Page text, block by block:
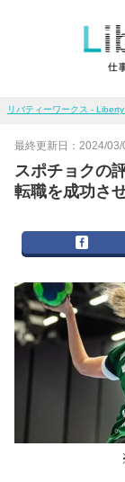
リバティーワークス -
最終更新日： 2024/03/
スポチョクの
転職を成功さ